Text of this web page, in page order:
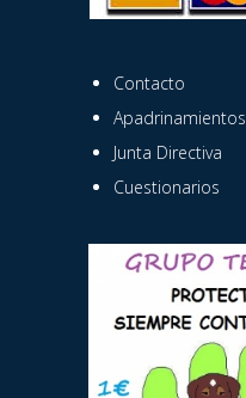
Contacto
Apadrinamientos
Junta Directiva
Cuestionarios